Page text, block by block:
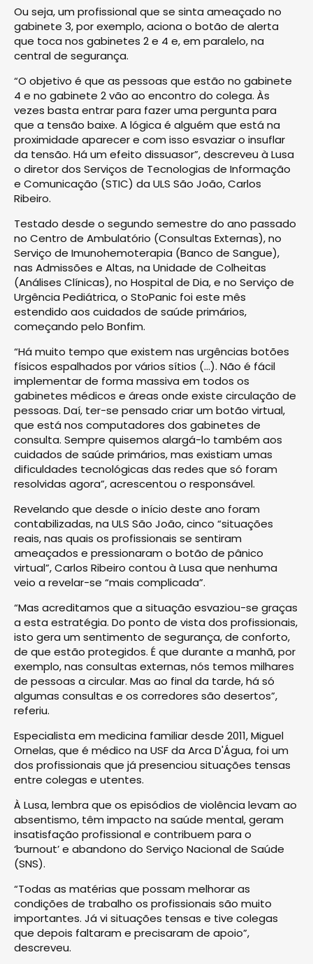
Ou seja, um profissional que se sinta ameaçado no
gabinete 3, por exemplo, aciona o botão de alerta
que toca nos gabinetes 2 e 4 e, em paralelo, na
central de segurança.
“O objetivo é que as pessoas que estão no gabinete
4 e no gabinete 2 vão ao encontro do colega. Às
vezes basta entrar para fazer uma pergunta para
que a tensão baixe. A lógica é alguém que está na
proximidade aparecer e com isso esvaziar o insuflar
da tensão. Há um efeito dissuasor”, descreveu à Lusa
o diretor dos Serviços de Tecnologias de Informação
e Comunicação (STIC) da ULS São João, Carlos
Ribeiro.
Testado desde o segundo semestre do ano passado
no Centro de Ambulatório (Consultas Externas), no
Serviço de Imunohemoterapia (Banco de Sangue),
nas Admissões e Altas, na Unidade de Colheitas
(Análises Clínicas), no Hospital de Dia, e no Serviço de
Urgência Pediátrica, o StoPanic foi este mês
estendido aos cuidados de saúde primários,
começando pelo Bonfim.
“Há muito tempo que existem nas urgências botões
físicos espalhados por vários sítios (…). Não é fácil
implementar de forma massiva em todos os
gabinetes médicos e áreas onde existe circulação de
pessoas. Daí, ter-se pensado criar um botão virtual,
que está nos computadores dos gabinetes de
consulta. Sempre quisemos alargá-lo também aos
cuidados de saúde primários, mas existiam umas
dificuldades tecnológicas das redes que só foram
resolvidas agora”, acrescentou o responsável.
Revelando que desde o início deste ano foram
contabilizadas, na ULS São João, cinco “situações
reais, nas quais os profissionais se sentiram
ameaçados e pressionaram o botão de pânico
virtual”, Carlos Ribeiro contou à Lusa que nenhuma
veio a revelar-se “mais complicada”.
“Mas acreditamos que a situação esvaziou-se graças
a esta estratégia. Do ponto de vista dos profissionais,
isto gera um sentimento de segurança, de conforto,
de que estão protegidos. É que durante a manhã, por
exemplo, nas consultas externas, nós temos milhares
de pessoas a circular. Mas ao final da tarde, há só
algumas consultas e os corredores são desertos”,
referiu.
Especialista em medicina familiar desde 2011, Miguel
Ornelas, que é médico na USF da Arca D'Água, foi um
dos profissionais que já presenciou situações tensas
entre colegas e utentes.
À Lusa, lembra que os episódios de violência levam ao
absentismo, têm impacto na saúde mental, geram
insatisfação profissional e contribuem para o
‘burnout’ e abandono do Serviço Nacional de Saúde
(SNS).
“Todas as matérias que possam melhorar as
condições de trabalho os profissionais são muito
importantes. Já vi situações tensas e tive colegas
que depois faltaram e precisaram de apoio”,
descreveu.